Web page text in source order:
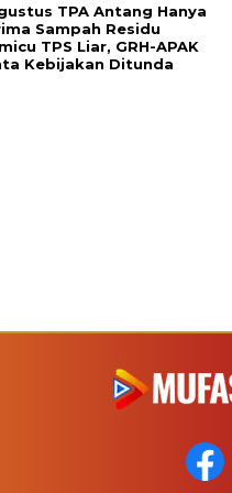
TPA Antang Hanya
Sampah Residu
TPS Liar, GRH-APAK
Kebijakan Ditunda